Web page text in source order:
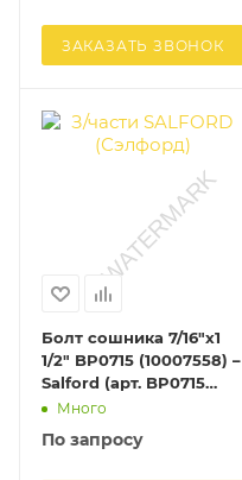
ЗАКАЗАТЬ ЗВОНОК
Болт сошника 7/16"х1
1/2" BP0715 (10007558) –
Salford (арт. BP0715
(10007558))
Много
По запросу